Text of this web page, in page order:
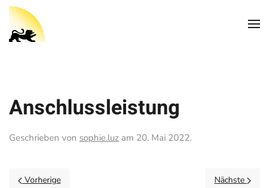
Anschlussleistung
Geschrieben von sophie.luz am 20. Mai 2022.
Vorherige Nächste